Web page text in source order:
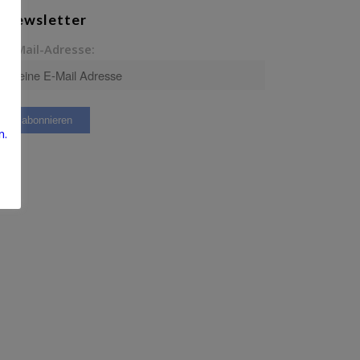
Newsletter
E-Mail-Adresse: